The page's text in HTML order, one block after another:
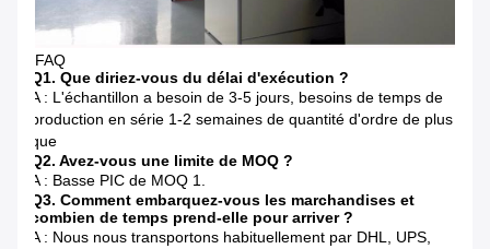
FAQ
Q1. Que diriez-vous du délai d'exécution ?
A : L'échantillon a besoin de 3-5 jours, besoins de temps de
production en série 1-2 semaines de quantité d'ordre de plus
que
Q2. Avez-vous une limite de MOQ ?
A : Basse PIC de MOQ 1.
Q3. Comment embarquez-vous les marchandises et
combien de temps prend-elle pour arriver ?
A : Nous nous transportons habituellement par DHL, UPS,